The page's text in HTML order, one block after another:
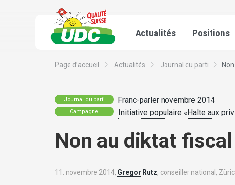
Actualités Positions
Page d’accueil Actualités Journal du parti
Journal du parti Franc-parler novembre 2014
Campagne Initiative populaire «Halte aux
Non au diktat
11. novembre 2014, Gregor Rutz, conseiller national,